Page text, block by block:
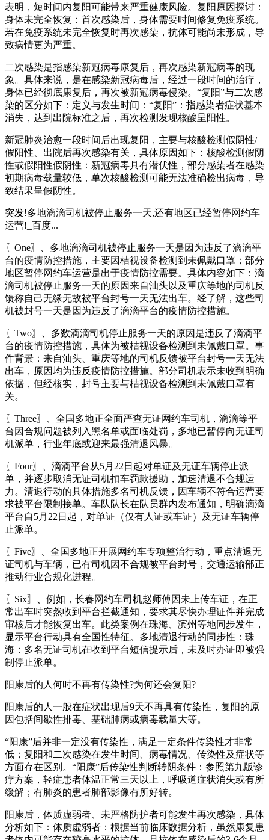
表明，短时间内复阳可能带来严重健康风险。复阳原因探讨：
身体未完全恢复：首次感染后，身体需要时间修复免疫系统。
若在免疫系统未完全恢复时再次感染，抗体可能尚未形成，导
致病情更为严重。
二次感染是指感染新冠病毒康复后，再次感染新冠病毒的现
象。具体来说，是在感染新冠病毒后，经过一段时间的治疗，
身体已经彻底康复后，再次被新冠病毒侵染。“复阳”与二次感
染的区分如下：定义与发生时间：“复阳”：指感染者症状基本
消失，达到出院标准之后，再次检测发现核酸呈阳性。
新冠肺炎治愈一段时间后出现复阳，主要与核酸检测假阴性/
假阳性、出院后再次感染有关，具体原因如下：核酸检测假阴
性或假阳性假阴性：新冠病毒具有潜伏性，部分感染者在感染
初期病毒载量较低，单次核酸检测可能无法准确检出病毒，导
致结果呈假阴性。
突发!多地滴滴司机被停止服务一天,还有地区已经暂停网约车
运营!_百度...
〖One〗、多地滴滴司机被停止服务一天是因为违反了滴滴平
台的疫情防控措施，主要因桔视设备检测到未佩戴口罩；部分
地区暂停网约车运营是出于疫情防控需要。具体内容如下：滴
滴司机被停止服务一天的原因来自汕头以及重庆等地的司机反
馈称自己无缘无故被平台封号一天无法出车。经了解，这些司
机被封号一天是因为违反了滴滴平台的疫情防控措施。
〖Two〗、多数滴滴司机停止服务一天的原因是违反了滴滴平
台的疫情防控措施，具体为被桔视设备检测到未佩戴口罩。事
件背景：来自汕头、重庆等地的司机反馈被平台封号一天无法
出车，原因均为违反疫情防控措施。部分司机表示未收到明确
依据，但经核实，封号主要与桔视设备检测到未佩戴口罩有
关。
〖Three〗、全国多地正全面严查无证网约车司机，滴滴等平
台因合规问题被列入黑名单或面临处罚，多地已暂停向无证司
机派单，行业年底或迎来最强清退风暴。
〖Four〗、滴滴平台从5月22日起对单证及无证车辆停止派
单，并逐步取消无证司机扣车罚款援助，加速清退不合规运
力。清退行动的具体措施多名司机反馈，因车辆不符合运营要
求被平台限制接单。车队队长在队员群内发布通知，明确滴滴
平台自5月22日起，对单证（仅有人证或车证）及无证车辆停
止派单。
〖Five〗、全国多地正开展网约车专项整治行动，重点清退无
证司机与车辆，已有司机因不合规被平台封号，交通运输部正
推动行业合规化进程。
〖Six〗、例如，长春网约车司机赵师傅因未上传车证，在正
常出车时突然收到平台拦截通知，要求其尽快办理证件并完成
审核后才能恢复出车。此类案例在珠海、滨州等地同步发生，
显示平台行动具有全国性特征。多地清退行动的同步性：珠
海：多名无证司机在收到平台短信提示后，未及时办证即被强
制停止派单。
阳康后的人何时不再有传染性?为何还会复阳?
阳康后的人一般在症状出现后9天不再具有传染性，复阳的原
因包括间歇性排毒、基础肺病或病毒载量大等。
“阳康”后并非一定没有传染性，满足一定条件传染性才非常
低；复阳和二次感染在发生时间、病毒情况、传染性及症状等
方面存在区别。“阳康”后传染性判断转阴条件：参照第九版诊
疗方案，轻症患者体温正常三天以上，呼吸道症状消失或有所
缓解；有肺炎的患者肺部影像有所好转。
阳康后，体质虚弱者、未严格防护者可能发生再次感染，具体
分析如下：体质虚弱者：根据当前临床数据分析，虽然康复患